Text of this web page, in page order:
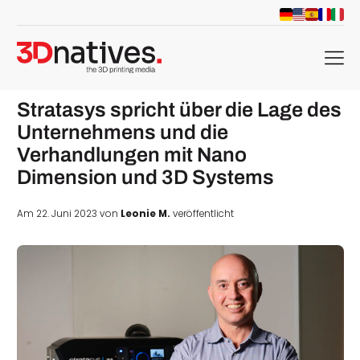
menu
Stratasys spricht über die Lage des
Unternehmens und die
Verhandlungen mit Nano
Dimension und 3D Systems
Am 22. Juni 2023 von Leonie M. veröffentlicht